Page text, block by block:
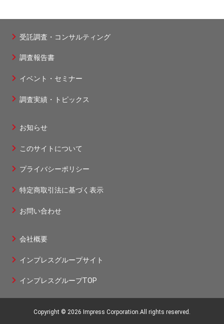
ッ
タ
1
受託調査・コンサルティング
調査報告書
イベント・セミナー
調査実績・トピックス
ッ
タ
2
お知らせ
このサイトについて
プライバシーポリシー
特定商取引法に基づく表示
お問い合わせ
ッ
タ
会社概要
インプレスグループサイト
インプレスグループTOP
Copyright © 2026 Impress Corporation.All rights reserved.